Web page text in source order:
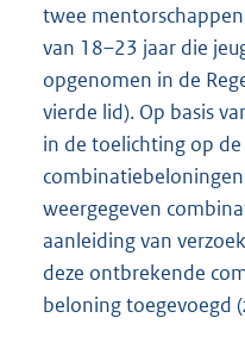
twee
van 18–23 jaar die
opgenomen in de
vierde lid). Op basis
in de toelichting op
weergegeven
aanleiding van
deze ontbrekende
beloning toegevoegd